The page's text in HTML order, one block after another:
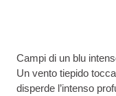
Campi di un blu
Un vento tiepido
disperde l’intenso